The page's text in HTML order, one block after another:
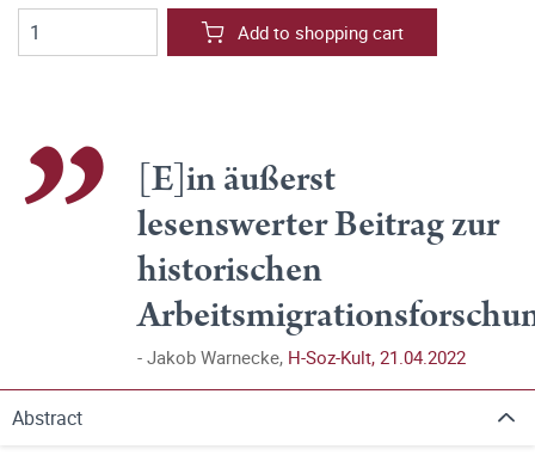
Add to shopping cart
[E]in äußerst
lesenswerter Beitrag zur
historischen
Jakob Warnecke, H-Soz-Kult, 21.04.2022
Abstract